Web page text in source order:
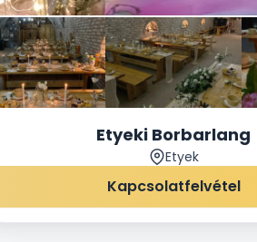
Etyeki Borbarlang
Etyek
Kapcsolatfelvétel